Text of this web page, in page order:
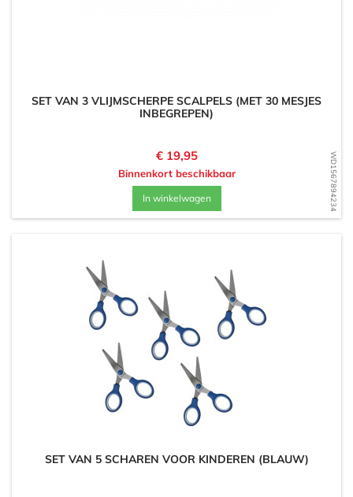
WD1567894234
SET VAN 3 VLIJMSCHERPE SCALPELS (MET 30 MESJES
INBEGREPEN)
Prijs
€ 19,95
Binnenkort beschikbaar
In winkelwagen
SET VAN 5 SCHAREN VOOR KINDEREN (BLAUW)